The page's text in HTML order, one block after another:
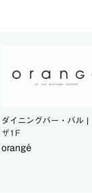
ダイニングバー・バル |
ザ1F
orangé